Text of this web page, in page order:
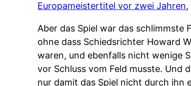
Europameistertitel vor zwei Jahren,
Aber das Spiel war das schlimmste
ohne dass Schiedsrichter Howard
waren, und ebenfalls nicht wenige
vor Schluss vom Feld musste. Und
nur damit das Spiel nicht durch ihn